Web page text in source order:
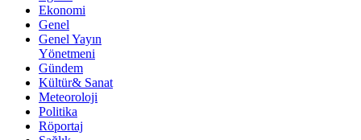
Ekonomi
Genel
Genel Yayın
Yönetmeni
Gündem
Kültür& Sanat
Meteoroloji
Politika
Röportaj